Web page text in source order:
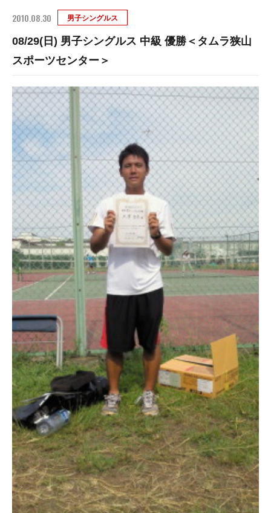
2010.08.30 男子シングルス
08/29(日) 男子シングルス 中級 優勝＜タムラ狭山
スポーツセンター＞